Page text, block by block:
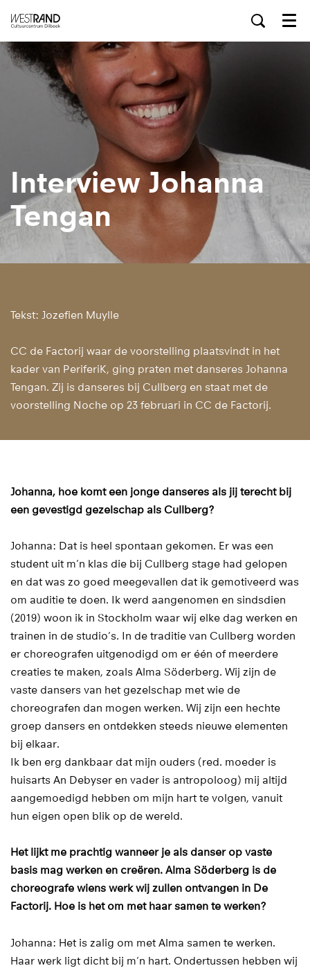
Menu
Interview Johanna
Tengan
Tekst: Jozefien Muylle
CC de Factorij waar de voorstelling plaatsvindt in het
kader van PeriferiK, ging praten met danseres Johanna
Tengan. Zij is danseres bij Cullberg en staat met de
voorstelling Noche op 23 februari in CC de Factorij.
Johanna, hoe komt een jonge danseres als jij terecht bij
een gevestigd gezelschap als Cullberg?
Johanna: Dat is heel spontaan gekomen. Er was een
student uit m’n klas die bij Cullberg stage had gelopen
en dat was zo goed meegevallen dat ik gemotiveerd was
om auditie te doen. Ik werd aangenomen en sindsdien
(2019) woon ik in Stockholm waar wij elke dag werken en
trainen in de studio’s. In de traditie van Cullberg worden
er choreografen uitgenodigd om er één of meerdere
creaties te maken, zoals Alma Söderberg. Wij zijn de
vaste dansers van het gezelschap met wie de
choreografen dan mogen werken. Wij zijn een hechte
groep dansers en ontdekken steeds nieuwe elementen
bij elkaar.
Ik ben erg dankbaar dat mijn ouders (red. moeder is
huisarts An Debyser en vader is antropoloog) mij altijd
aangemoedigd hebben om mijn hart te volgen, vanuit
hun eigen open blik op de wereld.
Het lijkt me prachtig wanneer je als danser op vaste
basis mag werken en creëren. Alma Söderberg is de
choreografe wiens werk wij zullen ontvangen in De
Factorij. Hoe is het om met haar samen te werken?
Johanna: Het is zalig om met Alma samen te werken.
Haar werk ligt dicht bij m’n hart. Ondertussen hebben wij